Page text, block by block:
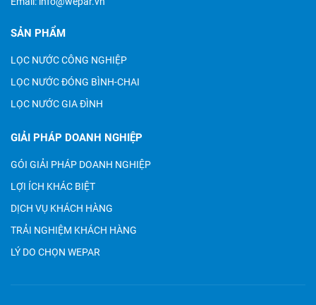
SẢN PHẨM
LỌC NƯỚC CÔNG NGHIỆP
LỌC NƯỚC ĐÓNG BÌNH-CHAI
LỌC NƯỚC GIA ĐÌNH
GIẢI PHÁP DOANH NGHIỆP
GÓI GIẢI PHÁP DOANH NGHIỆP
LỢI ÍCH KHÁC BIỆT
DỊCH VỤ KHÁCH HÀNG
TRẢI NGHIỆM KHÁCH HÀNG
LÝ DO CHỌN WEPAR